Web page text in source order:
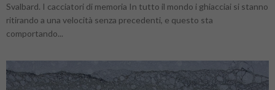
Svalbard. I cacciatori di memoria In tutto il mondo i ghiacciai si stanno
ritirando a una velocità senza precedenti, e questo sta
comportando...